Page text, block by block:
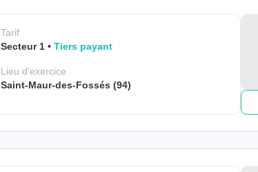
Tarif
Secteur 1
Tiers payant
Lieud'exercice
Saint-Maur-des-Fossés (94)